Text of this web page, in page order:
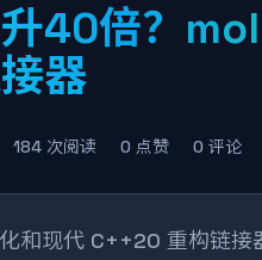
40倍？
器
184 次阅读 0 点赞 0 评论
和现代 C++20 重构链